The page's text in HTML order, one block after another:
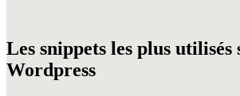
Les snippets les plus utilisés
Wordpress